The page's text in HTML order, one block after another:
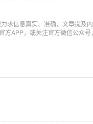
求信息真实、准确，文章提及
方APP，或关注官方微信公众